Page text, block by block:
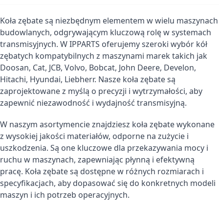
Koła zębate są niezbędnym elementem w wielu maszynach
budowlanych, odgrywającym kluczową rolę w systemach
transmisyjnych. W IPPARTS oferujemy szeroki wybór kół
zębatych kompatybilnych z maszynami marek takich jak
Doosan, Cat, JCB, Volvo, Bobcat, John Deere, Develon,
Hitachi, Hyundai, Liebherr. Nasze koła zębate są
zaprojektowane z myślą o precyzji i wytrzymałości, aby
zapewnić niezawodność i wydajność transmisyjną.
W naszym asortymencie znajdziesz koła zębate wykonane
z wysokiej jakości materiałów, odporne na zużycie i
uszkodzenia. Są one kluczowe dla przekazywania mocy i
ruchu w maszynach, zapewniając płynną i efektywną
pracę. Koła zębate są dostępne w różnych rozmiarach i
specyfikacjach, aby dopasować się do konkretnych modeli
maszyn i ich potrzeb operacyjnych.